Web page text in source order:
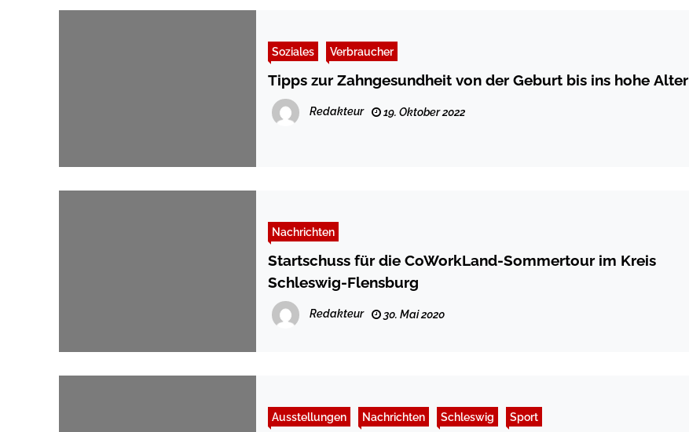
Soziales Verbraucher
Tipps zur Zahngesundheit von der Geburt bis ins hohe Alter
Redakteur 19. Oktober 2022
Nachrichten
Startschuss für die CoWorkLand-Sommertour im Kreis
Schleswig-Flensburg
Redakteur 30. Mai 2020
Ausstellungen Nachrichten Schleswig Sport